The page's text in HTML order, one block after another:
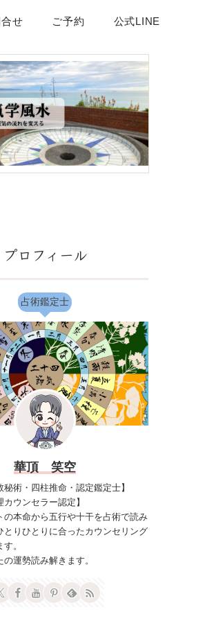
せ ご予約 公式LINE
プロフィール
占術鑑定士
華頂 笑空
秘術・四柱推命・認定鑑定士】
カウンセラー認定】
の本命から五行や十干を占術で読み
とりひとりに合ったカウンセリング
。
運勢読み解きます。